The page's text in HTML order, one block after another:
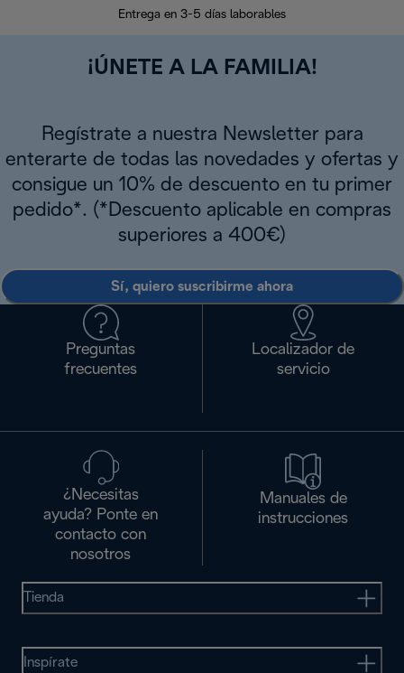
Entrega en 3-5 días laborables
¡ÚNETE A LA FAMILIA!
Regístrate a nuestra Newsletter para
enterarte de todas las novedades y ofertas y
consigue un 10% de descuento en tu primer
pedido*. (*Descuento aplicable en compras
superiores a 400€)
Sí, quiero suscribirme ahora
Preguntas
frecuentes
Localizador de
servicio
¿Necesitas
ayuda? Ponte en
contacto con
nosotros
Manuales de
instrucciones
Tienda
Inspírate